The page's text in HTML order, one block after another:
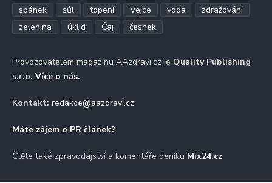
spánek
sůl topení Vejce voda
zdražování
zelenina
úklid Čaj česnek
Provozovatelem magazínu AAzdravi.cz je Quality Publishing
s.r.o. Více o nás.
Kontakt: redakce@aazdravi.cz
Máte zájem o PR článek?
Čtěte také zpravodajství a komentáře deníku Mix24.cz